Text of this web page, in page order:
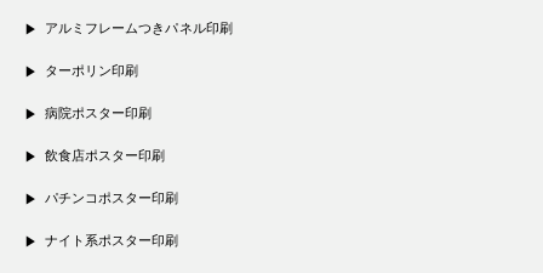
アルミフレームつきパネル印刷
ターポリン印刷
病院ポスター印刷
飲食店ポスター印刷
パチンコポスター印刷
ナイト系ポスター印刷